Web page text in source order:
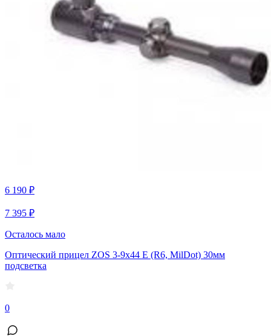
6 190 ₽
7 395 ₽
Осталось мало
Оптический прицел ZOS 3-9x44 E (R6, MilDot) 30мм
подсветка
0